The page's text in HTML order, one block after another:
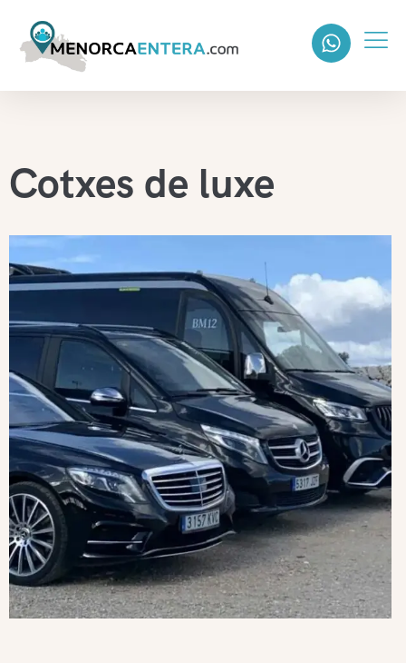
Cotxes de luxe